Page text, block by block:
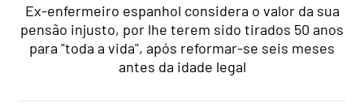
Ex-enfermeiro espanhol considera o valor da sua
pensão injusto, por lhe terem sido tirados 50 anos
para "toda a vida", após reformar-se seis meses
antes da idade legal